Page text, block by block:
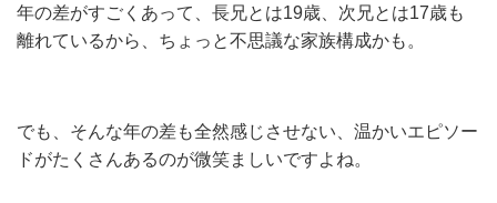
年の差がすごくあって、長兄とは19歳、次兄とは17歳も
離れているから、ちょっと不思議な家族構成かも。
でも、そんな年の差も全然感じさせない、温かいエピソー
ドがたくさんあるのが微笑ましいですよね。